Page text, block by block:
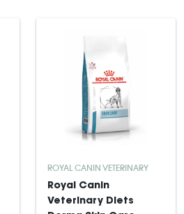
ROYAL CANIN VETERINARY
Royal Canin
Veterinary Diets